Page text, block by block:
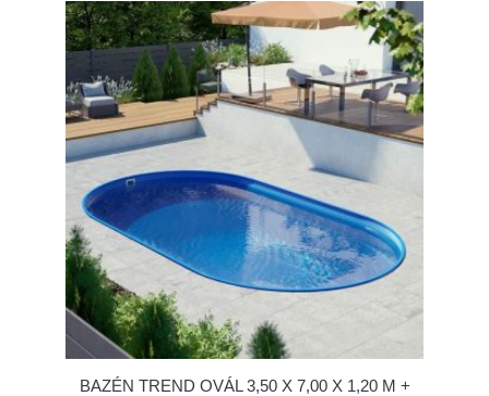
BAZÉN TREND OVÁL 3,50 X 7,00 X 1,20 M +